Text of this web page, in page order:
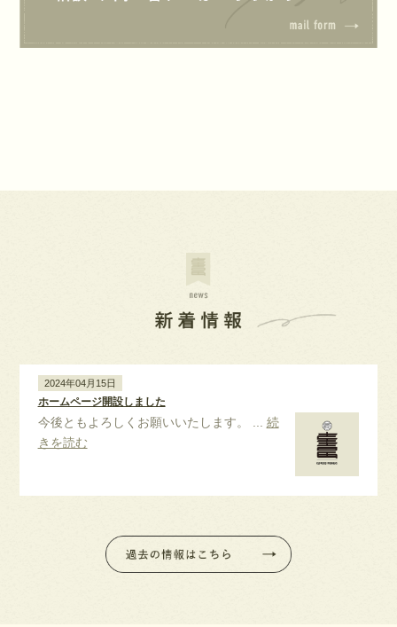
2024年04月15日
ホームページ開設しました
今後ともよろしくお願いいたします。 ... 続
きを読む